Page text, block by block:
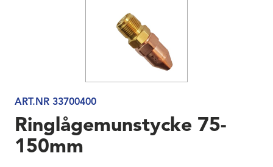
ART.NR 33700400
Ringlågemunstycke 75-
150mm